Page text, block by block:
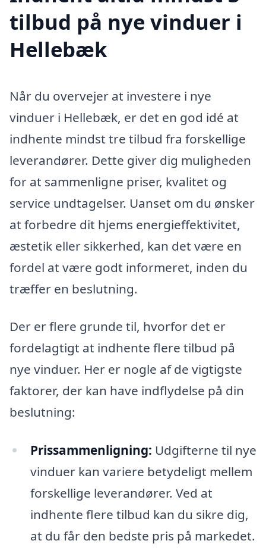
tilbud på nye vinduer i
Hellebæk
Når du overvejer at investere i nye
vinduer i Hellebæk, er det en god idé at
indhente mindst tre tilbud fra forskellige
leverandører. Dette giver dig muligheden
for at sammenligne priser, kvalitet og
service undtagelser. Uanset om du ønsker
at forbedre dit hjems energieffektivitet,
æstetik eller sikkerhed, kan det være en
fordel at være godt informeret, inden du
træffer en beslutning.
Der er flere grunde til, hvorfor det er
fordelagtigt at indhente flere tilbud på
nye vinduer. Her er nogle af de vigtigste
faktorer, der kan have indflydelse på din
beslutning:
Prissammenligning: Udgifterne til nye
vinduer kan variere betydeligt mellem
forskellige leverandører. Ved at
indhente flere tilbud kan du sikre dig,
at du får den bedste pris på markedet.